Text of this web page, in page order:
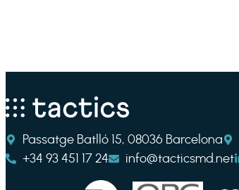
Passatge Batlló 15, 08036 Barcelona
+34 93 451 17 24
info@tacticsmd.net